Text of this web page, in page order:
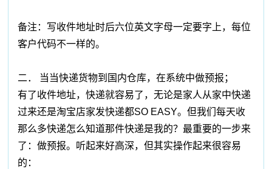
备注：写收件地址时后六位英文字母一定要字上，每位
客户代码不一样的。
二． 当当快递货物到国内仓库，在系统中做预报；
有了收件地址，快递就容易了，无论是家人从家中快递
过来还是淘宝店家发快递都SO EASY。但我们每天收
那么多快递怎么知道那件快递是我的？最重要的一步来
了：做预报。听起来好高深，但其实操作起来很容易
的：